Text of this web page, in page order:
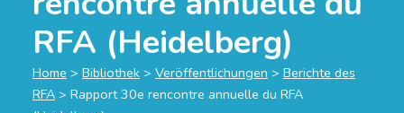
RFA (Heidelberg)
Home > Bibliothek > Veröffentlichungen > Berichte des
RFA > Rapport 30e rencontre annuelle du RFA